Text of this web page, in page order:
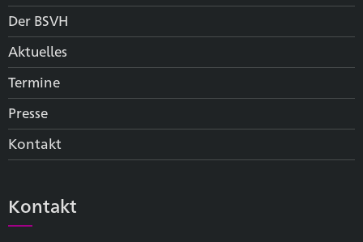
Der BSVH
Aktuelles
Termine
Presse
Kontakt
Kontakt